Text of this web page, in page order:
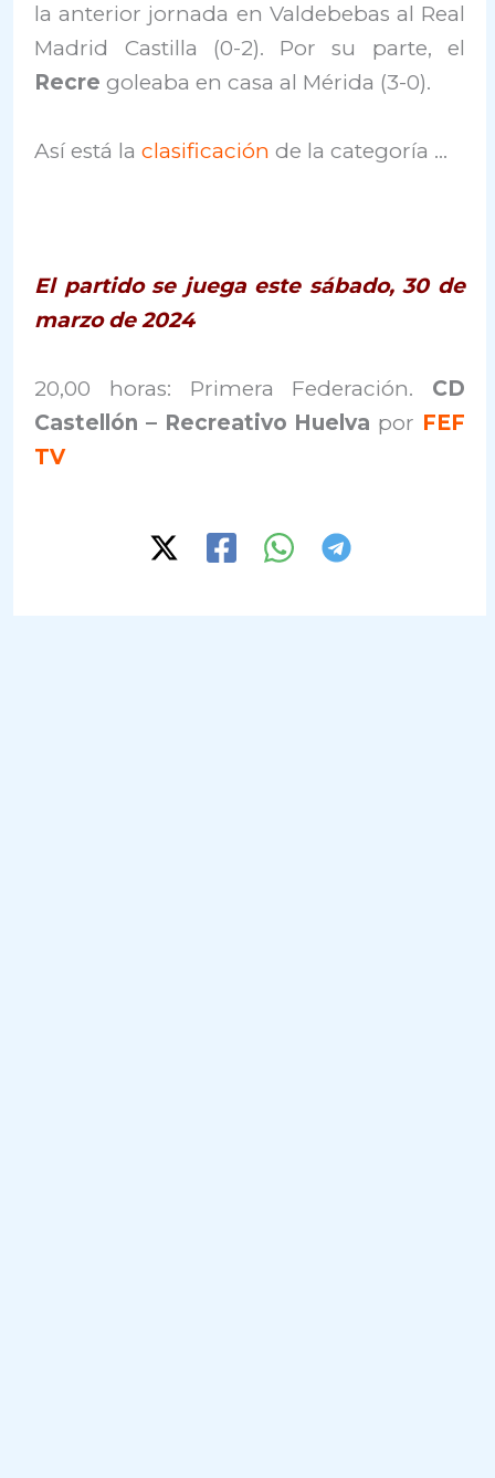
la anterior jornada en Valdebebas al Real
Madrid Castilla (0-2). Por su parte, el
Recregoleaba en casa al Mérida (3-0).
Así está laclasificación de la categoría …
El partido se juega este sábado, 30 de
marzo de 2024
20,00 horas: Primera Federación. CD
Castellón – Recreativo Huelva por FEF
TV